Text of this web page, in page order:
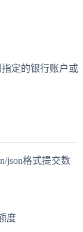
定的银行账户或
json格式提交数
度